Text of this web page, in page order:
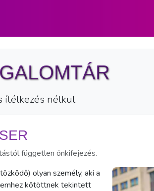
ítélkezés nélkül.
független önkifejezés.
olyan személy, aki a
kötöttnek tekintett